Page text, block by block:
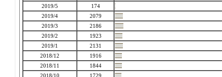
2019/5
174
2019/4
2079
2019/3
2186
2019/2
1923
2019/1
2131
2018/12
1916
2018/11
1844
2018/10
1729